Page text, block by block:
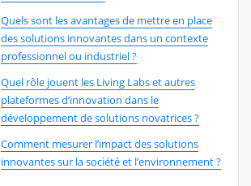
Quels sont les avantages de mettre en place
des solutions innovantes dans un contexte
professionnel ou industriel ?
Quel rôle jouent les Living Labs et autres
plateformes d’innovation dans le
développement de solutions novatrices ?
Comment mesurer l’impact des solutions
innovantes sur la société et l’environnement ?